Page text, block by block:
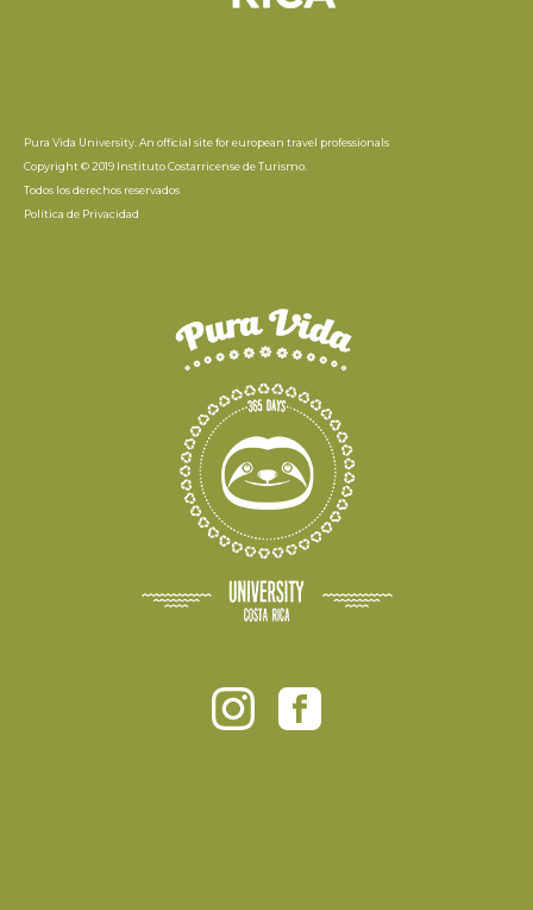
Pura Vida University. An official site for european travel professionals
Copyright © 2019 Instituto Costarricense de Turismo.
Todos los derechos reservados
Política de Privacidad